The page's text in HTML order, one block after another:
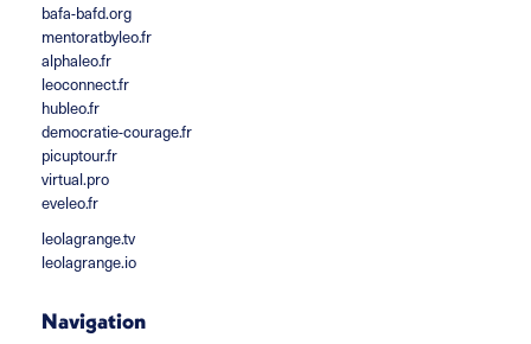
bafa-bafd.org
mentoratbyleo.fr
alphaleo.fr
leoconnect.fr
hubleo.fr
democratie-courage.fr
picuptour.fr
virtual.pro
eveleo.fr
leolagrange.tv
leolagrange.io
Navigation